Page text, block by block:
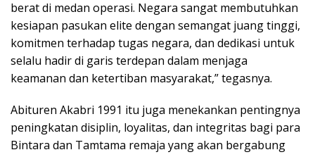
berat di medan operasi. Negara sangat membutuhkan
kesiapan pasukan elite dengan semangat juang tinggi,
komitmen terhadap tugas negara, dan dedikasi untuk
selalu hadir di garis terdepan dalam menjaga
keamanan dan ketertiban masyarakat,” tegasnya.
Abituren Akabri 1991 itu juga menekankan pentingnya
peningkatan disiplin, loyalitas, dan integritas bagi para
Bintara dan Tamtama remaja yang akan bergabung